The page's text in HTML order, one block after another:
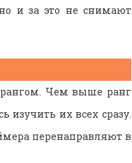
и за это не снимают
рангом. Чем выше ранг
изучить их всех сразу.
перенаправляют в